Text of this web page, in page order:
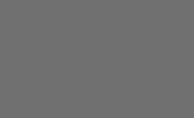
すので、遠慮せ
ります。メール
こちらもチェッ